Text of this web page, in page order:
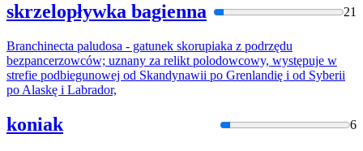
skrzelopływka bagienna 21
Branchinecta paludosa - gatunek skorupiaka z podrzędu
bezpancerzowców; uznany za relikt polodowcowy, występuje w
strefie podbiegunowej od Skandynawii po Grenlandię i od Syberii
po Alaskę i Labrador,
koniak 6